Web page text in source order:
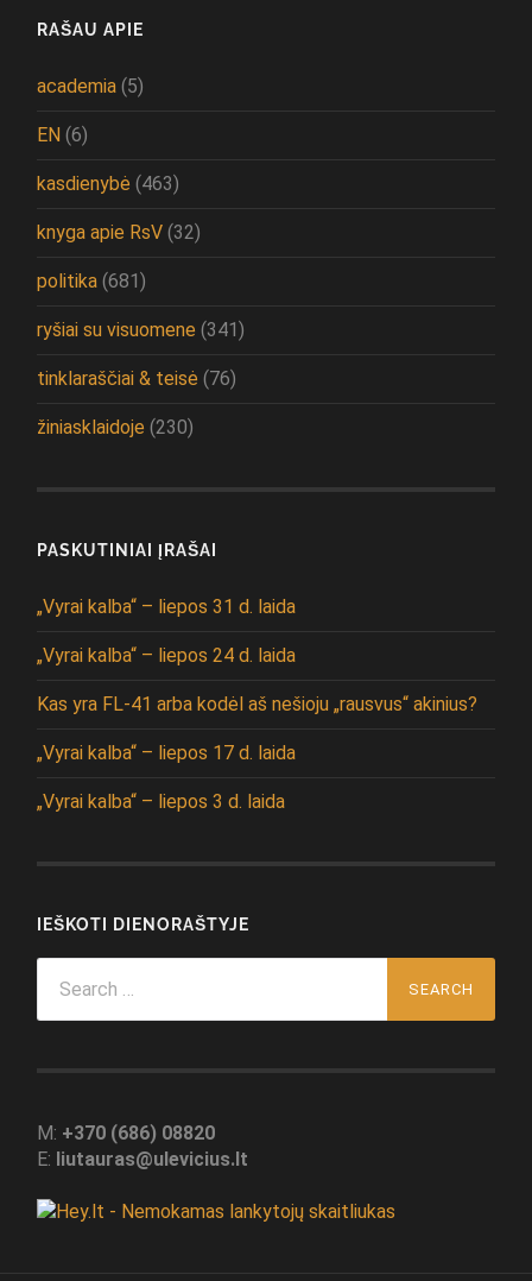
RAŠAU APIE
academia (5)
EN (6)
kasdienybė (463)
knyga apie RsV (32)
politika (681)
ryšiai su visuomene (341)
tinklaraščiai & teisė (76)
žiniasklaidoje (230)
PASKUTINIAI ĮRAŠAI
„Vyrai kalba“ – liepos 31 d. laida
„Vyrai kalba“ – liepos 24 d. laida
Kas yra FL-41 arba kodėl aš nešioju „rausvus“ akinius?
„Vyrai kalba“ – liepos 17 d. laida
„Vyrai kalba“ – liepos 3 d. laida
IEŠKOTI DIENORAŠTYJE
for:
M: +370 (686) 08820
E: liutauras@ulevicius.lt